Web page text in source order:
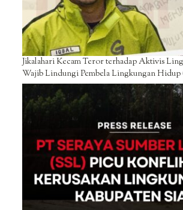
Jikalahari Kecam Teror terhadap Aktivis
Wajib Lindungi Pembela Lingkungan Hidup